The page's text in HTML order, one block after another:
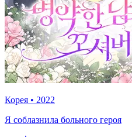
Корея • 2022
Я соблазнила больного героя